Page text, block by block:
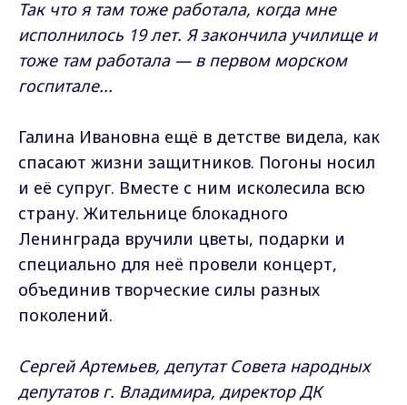
Так что я там тоже работала, когда мне
исполнилось 19 лет. Я закончила училище и
тоже там работала — в первом морском
госпитале...
Галина Ивановна ещё в детстве видела, как
спасают жизни защитников. Погоны носил
и её супруг. Вместе с ним исколесила всю
страну. Жительнице блокадного
Ленинграда вручили цветы, подарки и
специально для неё провели концерт,
объединив творческие силы разных
поколений.
Сергей Артемьев, депутат Совета народных
депутатов г. Владимира, директор ДК